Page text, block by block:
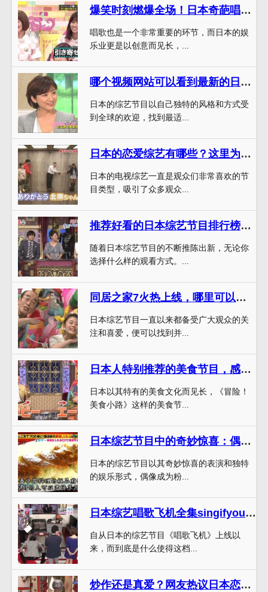
爆笑时刻燃爆全场！日本奇葩唱歌综艺秀带你进入欢乐世界
唱歌也是一个非常重要的环节，而日本的娱
乐业更是以创意而见长，...
哪个视频网站可以看到最新的日本综艺整蛊节目啊？
日本的综艺节目以自己独特的风格和方式受
到全球的欢迎，找到最适...
日本的恋爱综艺有哪些？这里为您搜罗收视率超高的经典节目
日本的电视综艺一直是观众们非常喜欢的节
目类型，吸引了众多观众...
推荐好看的日本综艺节目排行榜，是你不得不看的节目大集合
随着日本综艺节目的不断推陈出新，无论你
选择什么样的观看方式。...
同居之家7火热上线，哪里可以追看日本综艺？
日本综艺节目一直以来都备受广大观众的关
注和喜爱，便可以找到并...
日本人特别推荐的美食节目，感受美食与人文的融合
日本以其特有的美食文化而见长，《冒险！
美食小路》这样的美食节...
日本综艺节目中的奇妙惊喜：偶像竟是粉丝们最思念的人
日本的综艺节目以其奇妙惊喜的表演和独特
的娱乐形式，偶像成为粉...
日本综艺唱歌飞机全集singifyoucan，为何能风靡全球？
自从日本的综艺节目《唱歌飞机》上线以
来，而到底是什么使得这档...
炒作还是真爱？网友热议日本恋爱综艺cp